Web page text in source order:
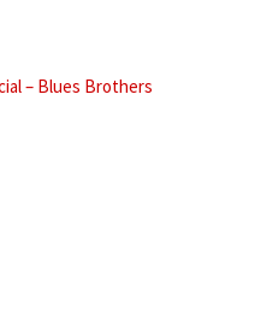
– Blues Brothers